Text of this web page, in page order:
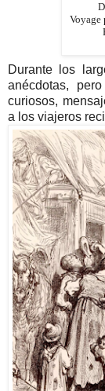
Voyage
Durante los
anécdotas,
curiosos,
a los viajeros